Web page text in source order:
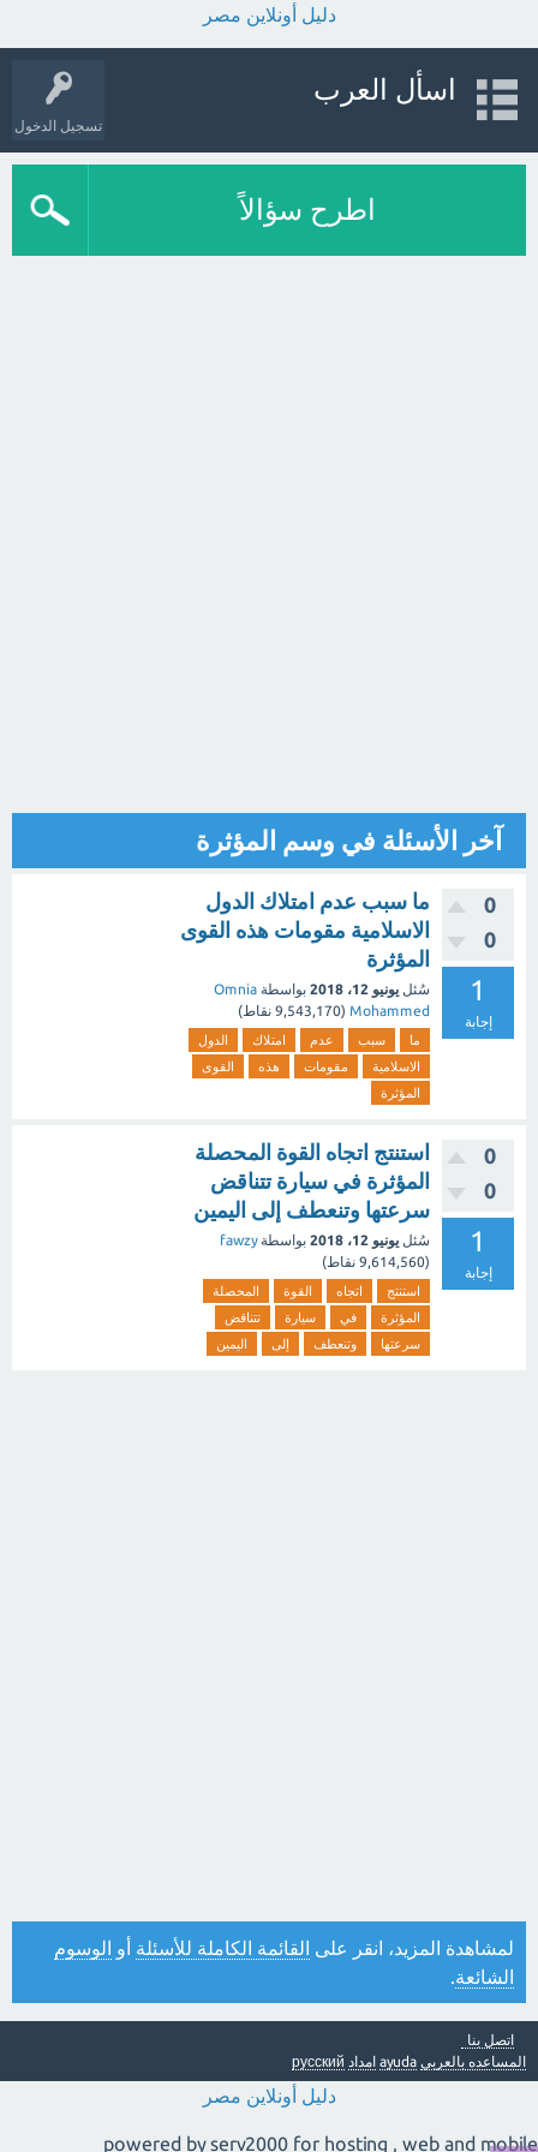
دليل أونلاين مصر
تسجيل الدخول
اسأل العرب
اطرح سؤالاً
آخر الأسئلة في وسم المؤثرة
0
0
1
إجابة
ما سبب عدم امتلاك الدول
الاسلامية مقومات هذه القوى
المؤثرة
سُئل يونيو 12، 2018 بواسطة Omnia
Mohammed
(
9,543,170 نقاط)
ما سبب عدم امتلاك
الدول
الاسلامية
مقومات هذه
القوى
المؤثرة
0
0
1
إجابة
استنتج اتجاه القوة المحصلة
المؤثرة في سيارة تتناقض
سرعتها وتنعطف إلى اليمين
سُئل يونيو 12، 2018 بواسطةfawzy
(
9,614,560 نقاط)
استنتج اتجاه القوة
المحصلة
المؤثرة
في سيارة
تتناقض
سرعتها
وتنعطف إلى اليمين
لمشاهدة المزيد، انقر على القائمة الكاملة للأسئلة أو الوسوم
الشائعة.
اتصل بنا
المساعده بالعربي ayuda امداد русский
دليل أونلاين مصر
powered by serv2000 for hosting , web and mobile